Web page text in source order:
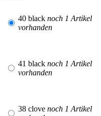
40 black noch 1 Artikel
vorhanden
41 black noch 1 Artikel
vorhanden
38 clove noch 1 Artikel